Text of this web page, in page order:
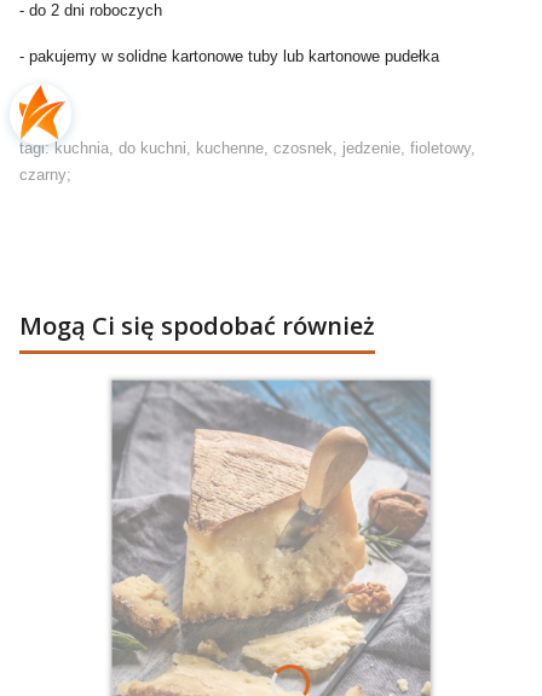
- do 2 dni roboczych
- pakujemy w solidne kartonowe tuby lub kartonowe pudełka
tagi: kuchnia, do kuchni, kuchenne, czosnek, jedzenie, fioletowy,
czarny;
Mogą Ci się spodobać również